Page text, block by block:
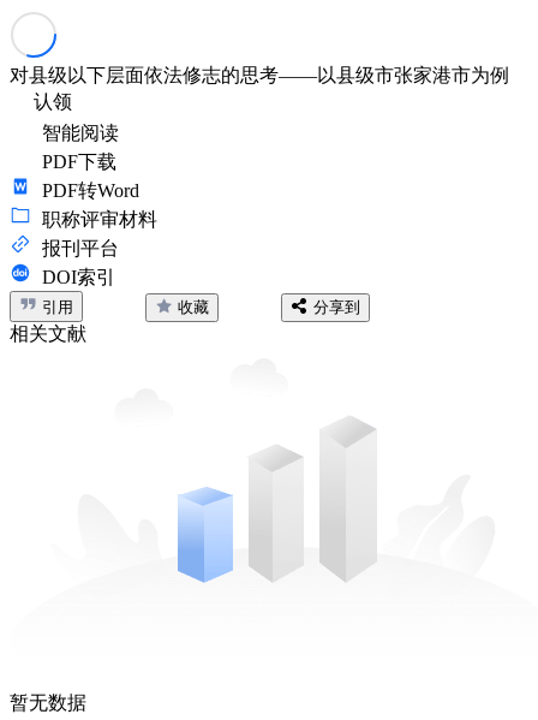
对县级以下层面依法修志的思考——以县级市张家港市为例
认领
智能阅读
PDF下载
PDF转Word
职称评审材料
报刊平台
DOI索引
引用 收藏 分享到
相关文献
暂无数据